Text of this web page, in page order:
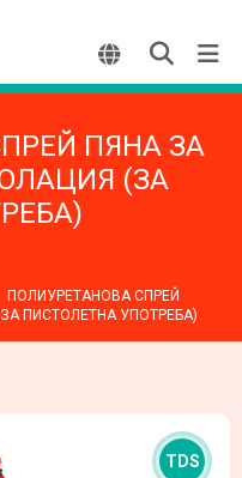
ПЯНА ЗА
(ЗА
ПОЛИУРЕТАНОВА СПРЕЙ
ПИСТОЛЕТНА УПОТРЕБА)
TDS